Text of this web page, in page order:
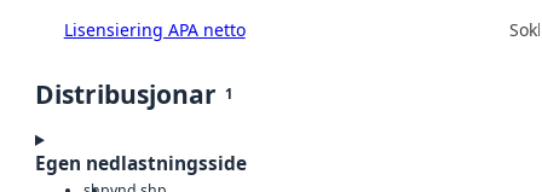
Lisensiering APA netto
Distribusjonar 1
Egen nedlastningsside